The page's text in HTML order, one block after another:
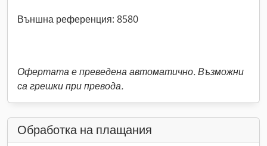
Външна референция: 8580
Офертата е преведена автоматично. Възможни
са грешки при превода.
Обработка на плащания